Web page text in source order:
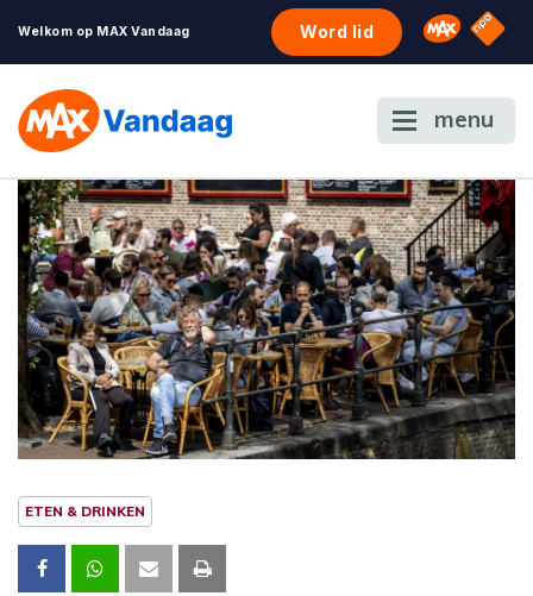
Welkom op MAX Vandaag Word lid Omroep
NPO
menu
ETEN & DRINKEN